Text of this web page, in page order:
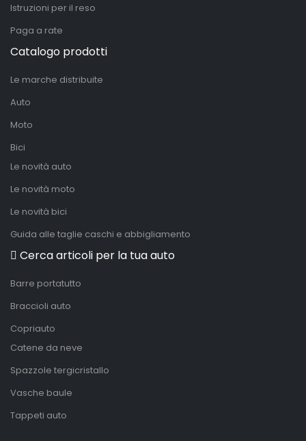
Istruzioni per il reso
Paga a rate
Catalogo prodotti
Le marche distribuite
Auto
Moto
Bici
Le novità auto
Le novità moto
Le novità bici
Guida alle taglie caschi e abbigliamento
Cerca articoli per la tua auto
Barre portatutto
Braccioli auto
Copriauto
Catene da neve
Spazzole tergicristallo
Vasche baule
Tappeti auto